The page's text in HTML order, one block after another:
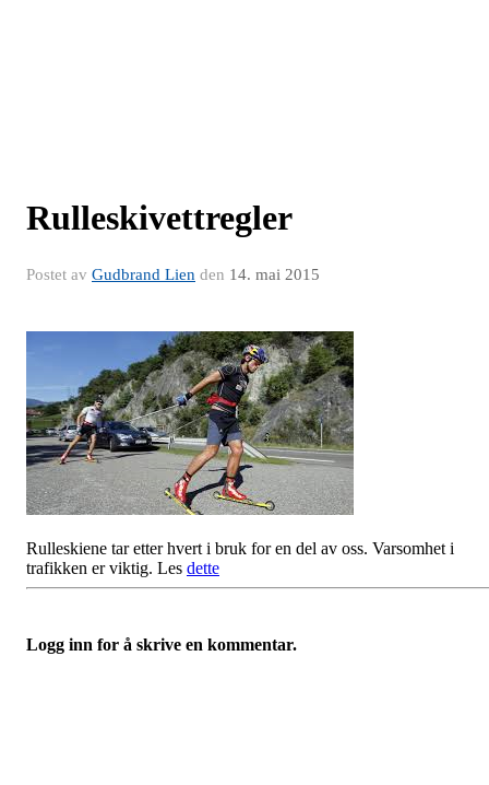
Rulleskivettregler
Postet av Gudbrand Lien den 14. mai 2015
Rulleskiene tar etter hvert i bruk for en del av oss. Varsomhet i
trafikken er viktig. Les dette
Logg inn for å skrive en kommentar.